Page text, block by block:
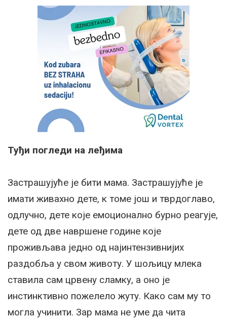
Туђи погледи на леђима
Застрашујуће је бити мама. Застрашујуће је
имати живахно дете, к томе још и тврдоглаво,
одлучно, дете које емоционално бурно реагује,
дете од две навршене године које
проживљава једно од најинтензивнијих
раздобља у свом животу. У шољицу млека
ставила сам црвену сламку, а оно је
инстинктивно пожелело жуту. Како сам му то
могла учинити. Зар мама не уме да чита